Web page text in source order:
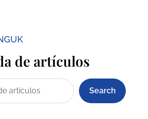
de artículos
Search